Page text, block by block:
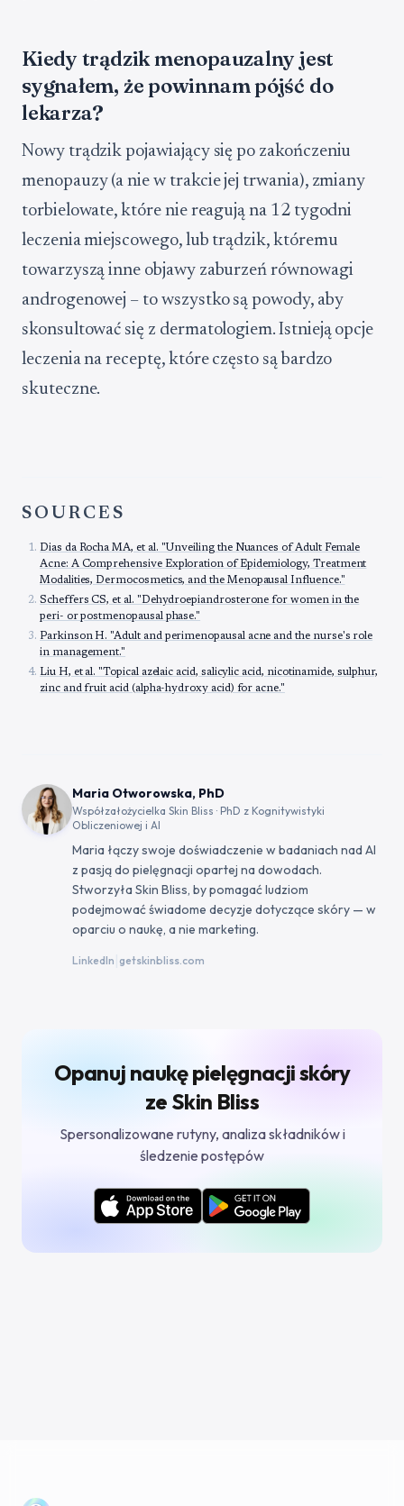
Kiedy trądzik menopauzalny jest
sygnałem, że powinnam pójść do
lekarza?
Nowy trądzik pojawiający się po zakończeniu
menopauzy (a nie w trakcie jej trwania), zmiany
torbielowate, które nie reagują na 12 tygodni
leczenia miejscowego, lub trądzik, któremu
towarzyszą inne objawy zaburzeń równowagi
androgenowej – to wszystko są powody, aby
skonsultować się z dermatologiem. Istnieją opcje
leczenia na receptę, które często są bardzo
skuteczne.
SOURCES
Dias da Rocha MA, et al. "Unveiling the Nuances of Adult Female
Acne: A Comprehensive Exploration of Epidemiology, Treatment
Modalities, Dermocosmetics, and the Menopausal Influence."
Scheffers CS, et al. "Dehydroepiandrosterone for women in the
peri- or postmenopausal phase."
Parkinson H. "Adult and perimenopausal acne and the nurse's role
in management."
Liu H, et al. "Topical azelaic acid, salicylic acid, nicotinamide, sulphur,
zinc and fruit acid (alpha-hydroxy acid) for acne."
Maria Otworowska, PhD
Współzałożycielka Skin Bliss · PhD z Kognitywistyki
Obliczeniowej i AI
Maria łączy swoje doświadczenie w badaniach nad AI
z pasją do pielęgnacji opartej na dowodach.
Stworzyła Skin Bliss, by pomagać ludziom
podejmować świadome decyzje dotyczące skóry — w
oparciu o naukę, a nie marketing.
LinkedIn getskinbliss.com
Opanuj naukę pielęgnacji skóry
ze Skin Bliss
Spersonalizowane rutyny, analiza składników i
śledzenie postępów